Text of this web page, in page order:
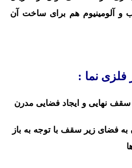
آلومینیوم هم برای ساخت آن
فلزی نما :
سقف نهایی و ایجاد فضایی مدرن
فضای زیر سقف با توجه به باز